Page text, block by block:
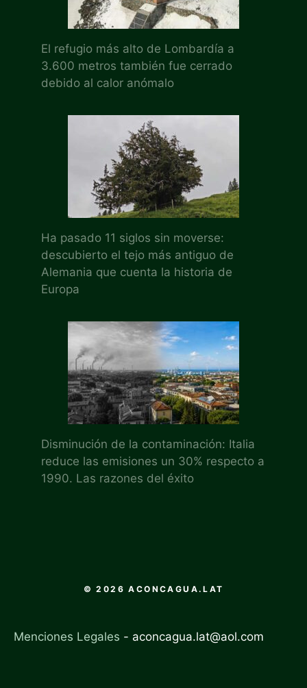
El refugio más alto de Lombardía a
3.600 metros también fue cerrado
debido al calor anómalo
Ha pasado 11 siglos sin moverse:
descubierto el tejo más antiguo de
Alemania que cuenta la historia de
Europa
Disminución de la contaminación: Italia
reduce las emisiones un 30% respecto a
1990. Las razones del éxito
© 2026 ACONCAGUA.LAT
Menciones Legales - aconcagua.lat@aol.com